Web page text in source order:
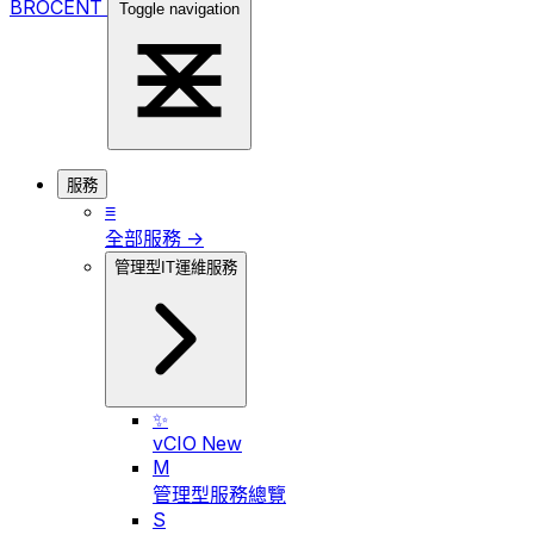
BROCENT Toggle navigation
服務
≡
全部服務 →
管理型IT運維服務
✨
vCIO New
M
管理型服務總覽
S